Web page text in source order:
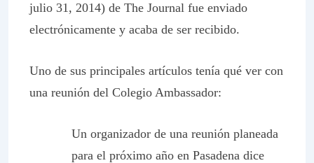
julio 31, 2014) de The Journal fue enviado
electrónicamente y acaba de ser recibido.
Uno de sus principales artículos tenía qué ver con
una reunión del Colegio Ambassador:
Un organizador de una reunión planeada
para el próximo año en Pasadena dice